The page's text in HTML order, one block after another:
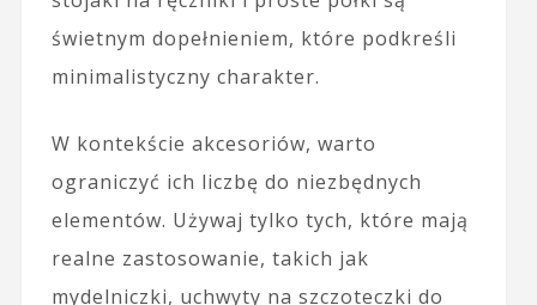
świetnym dopełnieniem, które podkreśli
minimalistyczny charakter.
W kontekście akcesoriów, warto
ograniczyć ich liczbę do niezbędnych
elementów. Używaj tylko tych, które mają
realne zastosowanie, takich jak
mydelniczki, uchwyty na szczoteczki do